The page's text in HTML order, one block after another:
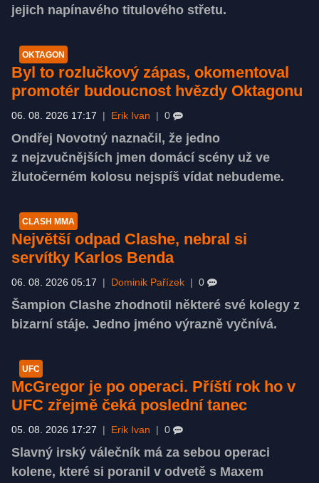
jejich napínavého titulového střetu.
OKTAGON
Byl to rozlučkový zápas, okomentoval
promotér budoucnost hvězdy Oktagonu
06. 08. 2026 17:17 Erik Ivan 0
Ondřej Novotný naznačil, že jedno
z nejzvučnějších jmen domácí scény už ve
žlutočerném kolosu nejspíš vídat nebudeme.
CLASH MMA
Největší odpad Clashe, nebral si
servítky Karlos Benda
06. 08. 2026 05:17 Dominik Pařízek 0
Šampion Clashe zhodnotil některé své kolegy z
bizarní stáje. Jedno jméno výrazně vyčnívá.
UFC
McGregor je po operaci. Příští rok ho v
UFC zřejmě čeká poslední tanec
05. 08. 2026 17:27 Erik Ivan 0
Slavný irský válečník má za sebou operaci
kolene, které si poranil v odvetě s Maxem